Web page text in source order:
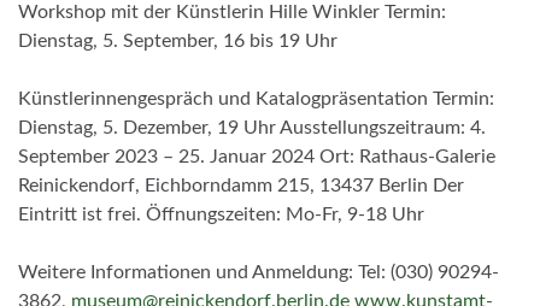
Workshop mit der Künstlerin Hille Winkler Termin:
Dienstag, 5. September, 16 bis 19 Uhr
Künstlerinnengespräch und Katalogpräsentation Termin:
Dienstag, 5. Dezember, 19 Uhr Ausstellungszeitraum: 4.
September 2023 – 25. Januar 2024 Ort: Rathaus-Galerie
Reinickendorf, Eichborndamm 215, 13437 Berlin Der
Eintritt ist frei. Öffnungszeiten: Mo-Fr, 9-18 Uhr
Weitere Informationen und Anmeldung: Tel: (030) 90294-
3862, museum@reinickendorf.berlin.de www.kunstamt-